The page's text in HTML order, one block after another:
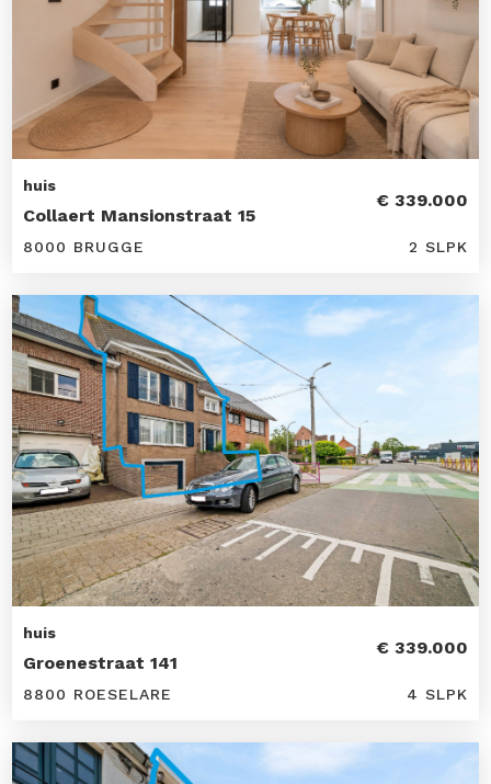
huis
Collaert Mansionstraat 15
€ 339.000
8000 BRUGGE 2 SLPK
huis
Groenestraat 141
€ 339.000
8800 ROESELARE 4 SLPK